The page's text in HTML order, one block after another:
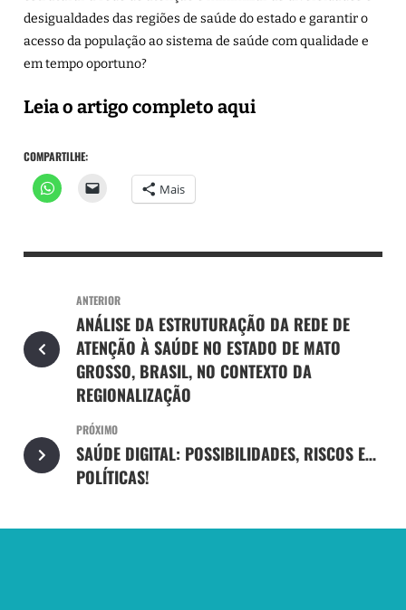
desigualdades das regiões de saúde do estado e garantir o
acesso da população ao sistema de saúde com qualidade e
em tempo oportuno?
Leia o artigo completo aqui
COMPARTILHE:
Mais
ANTERIOR
ANÁLISE DA ESTRUTURAÇÃO DA REDE DE
ATENÇÃO À SAÚDE NO ESTADO DE MATO
GROSSO, BRASIL, NO CONTEXTO DA
REGIONALIZAÇÃO
PRÓXIMO
SAÚDE DIGITAL: POSSIBILIDADES, RISCOS E…
POLÍTICAS!